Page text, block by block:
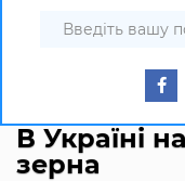
В Україні
зерна